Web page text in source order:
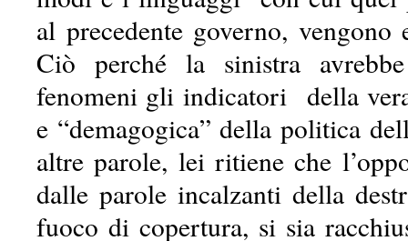
al precedente governo, vengono
Ciò perché la sinistra
fenomeni gli indicatori della
e “demagogica” della politica
altre parole, lei ritiene che
dalle parole incalzanti della
fuoco di copertura, si sia